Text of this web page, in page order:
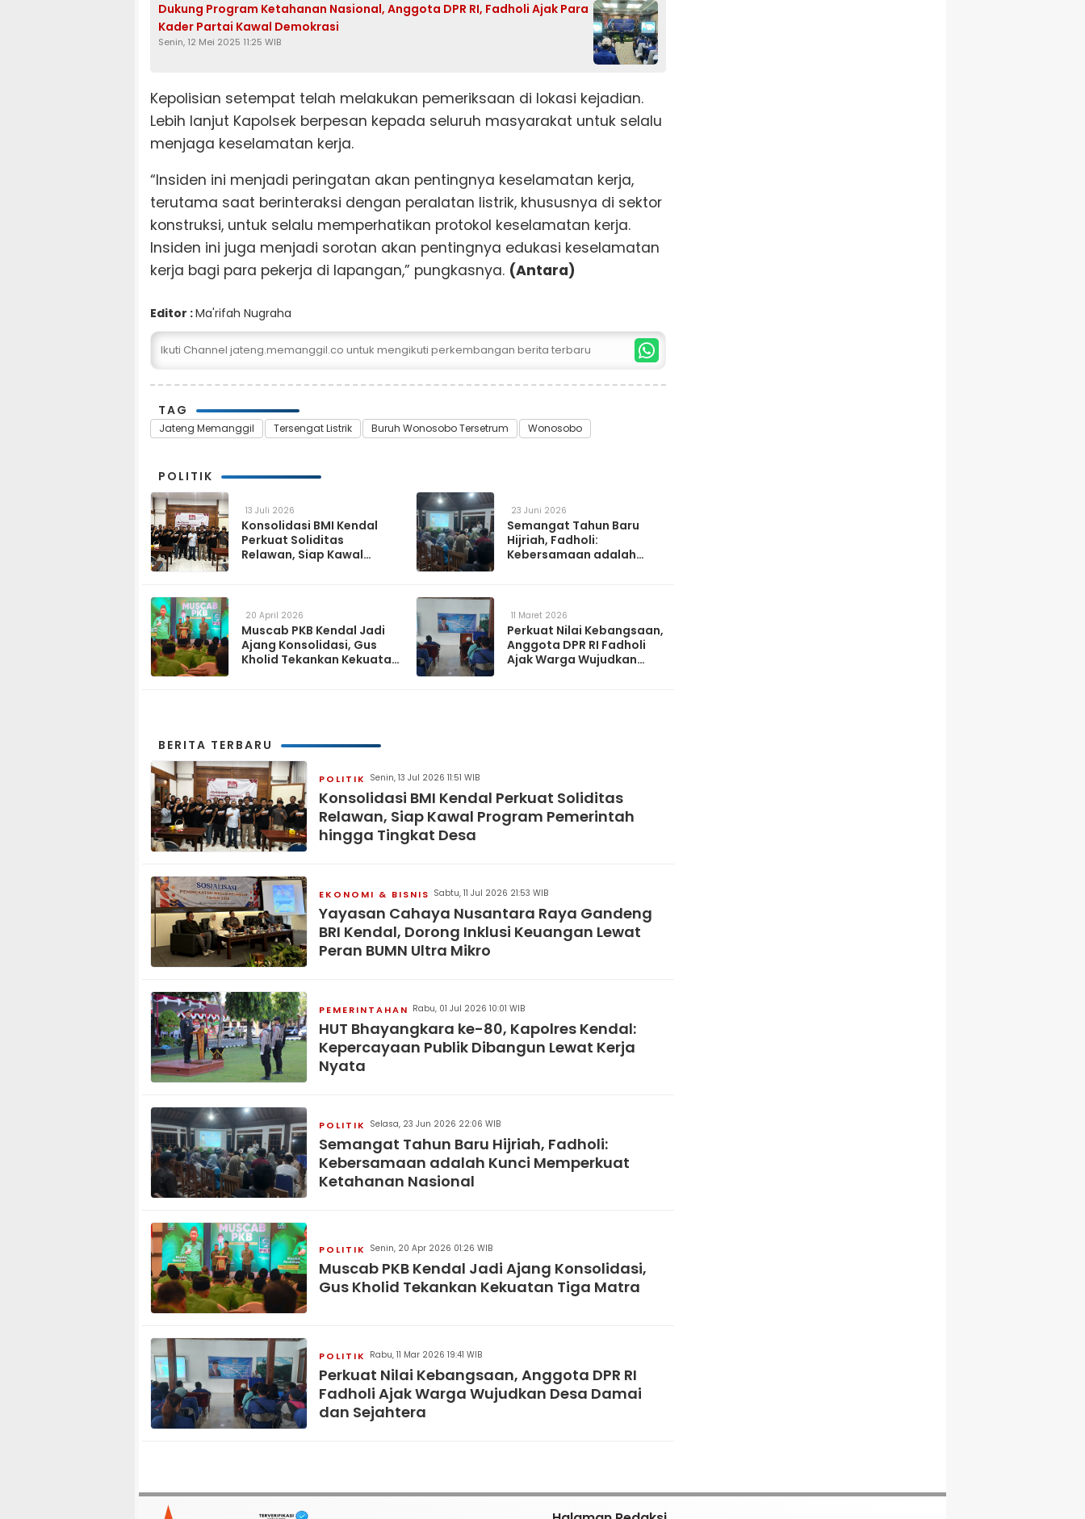
Dukung Program Ketahanan Nasional, Anggota DPR RI, Fadholi Ajak Para
Kader Partai Kawal Demokrasi
Senin, 12 Mei 2025 11:25 WIB
Kepolisian setempat telah melakukan pemeriksaan di lokasi kejadian.
Lebih lanjut Kapolsek berpesan kepada seluruh masyarakat untuk selalu
menjaga keselamatan kerja.
“Insiden ini menjadi peringatan akan pentingnya keselamatan kerja,
terutama saat berinteraksi dengan peralatan listrik, khususnya di sektor
konstruksi, untuk selalu memperhatikan protokol keselamatan kerja.
Insiden ini juga menjadi sorotan akan pentingnya edukasi keselamatan
kerja bagi para pekerja di lapangan,” pungkasnya. (Antara)
Editor :Ma'rifah Nugraha
Ikuti Channel jateng.memanggil.co untuk mengikuti perkembangan berita terbaru
TAG
Jateng Memanggil Tersengat Listrik Buruh Wonosobo Tersetrum Wonosobo
POLITIK
13 Juli 2026
Konsolidasi BMI Kendal
Perkuat Soliditas
Relawan, Siap Kawal
23 Juni 2026
Semangat Tahun Baru
Hijriah, Fadholi:
Kebersamaan adalah
20 April 2026
Muscab PKB Kendal Jadi
Ajang Konsolidasi, Gus
Kholid Tekankan Kekuatan
11 Maret 2026
Perkuat Nilai Kebangsaan,
Anggota DPR RI Fadholi
Ajak Warga Wujudkan
BERITA TERBARU
POLITIK Senin, 13 Jul 2026 11:51 WIB
Konsolidasi BMI Kendal Perkuat Soliditas
Relawan, Siap Kawal Program Pemerintah
hingga Tingkat Desa
EKONOMI & BISNIS Sabtu, 11 Jul 2026 21:53 WIB
Yayasan Cahaya Nusantara Raya Gandeng
BRI Kendal, Dorong Inklusi Keuangan Lewat
Peran BUMN Ultra Mikro
PEMERINTAHAN Rabu, 01 Jul 2026 10:01 WIB
HUT Bhayangkara ke-80, Kapolres Kendal:
Kepercayaan Publik Dibangun Lewat Kerja
Nyata
POLITIK Selasa, 23 Jun 2026 22:06 WIB
Semangat Tahun Baru Hijriah, Fadholi:
Kebersamaan adalah Kunci Memperkuat
Ketahanan Nasional
POLITIK Senin, 20 Apr 2026 01:26 WIB
Muscab PKB Kendal Jadi Ajang Konsolidasi,
Gus Kholid Tekankan Kekuatan Tiga Matra
POLITIK Rabu, 11 Mar 2026 19:41 WIB
Perkuat Nilai Kebangsaan, Anggota DPR RI
Fadholi Ajak Warga Wujudkan Desa Damai
dan Sejahtera